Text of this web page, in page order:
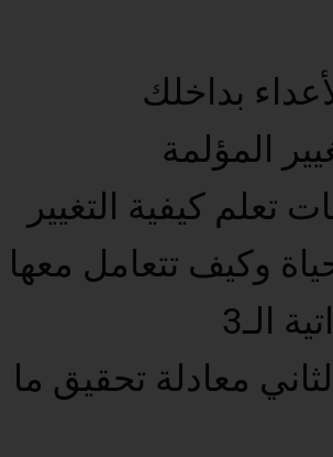
بداخلك
المؤلمة
تعلم كيفية التغيير
وكيف تتعامل معها
الـ3
معادلة تحقيق ما